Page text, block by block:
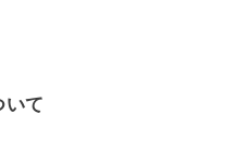
て